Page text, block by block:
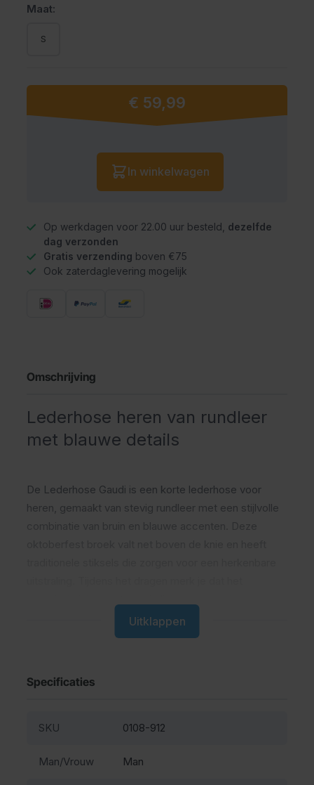
Maat:
S
Vanaf:
€ 59,99
Aantal
In winkelwagen
Op werkdagen voor 22.00 uur besteld, dezelfde
dag verzonden
Gratis verzending boven €75
Ook zaterdaglevering mogelijk
Omschrijving
Lederhose heren van rundleer
met blauwe details
De Lederhose Gaudi is een korte lederhose voor
heren, gemaakt van stevig rundleer met een stijlvolle
bewegingsvrijheid krijgt.
Wij werken dagelijks met lederhosen en weten waar
combinatie van uitstraling en comfort. Het leer voelt
Uitklappen
Specificaties
SKU 0108-912
Man/Vrouw Man